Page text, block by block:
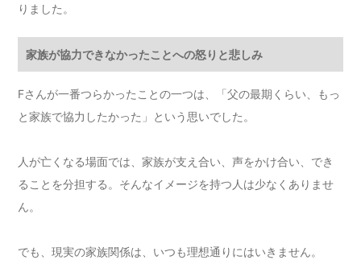
りました。
家族が協力できなかったことへの怒りと悲しみ
Fさんが一番つらかったことの一つは、「父の最期くらい、もっ
と家族で協力したかった」という思いでした。
人が亡くなる場面では、家族が支え合い、声をかけ合い、でき
ることを分担する。そんなイメージを持つ人は少なくありませ
ん。
でも、現実の家族関係は、いつも理想通りにはいきません。